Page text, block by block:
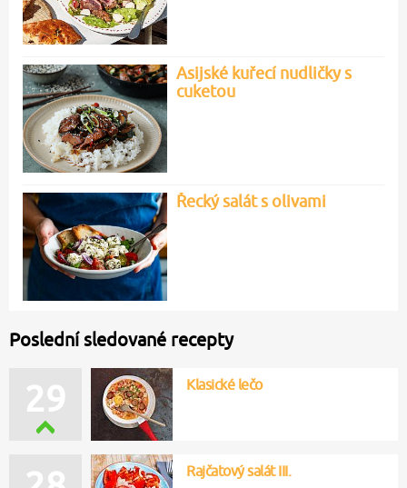
Asijské kuřecí nudličky s
cuketou
Řecký salát s olivami
Poslední sledované recepty
Rajčatový salát III.
29 Klasické lečo